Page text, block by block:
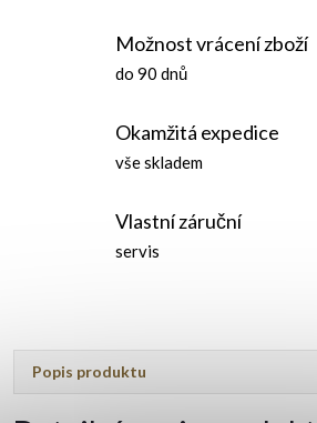
Možnost vrácení zboží
do 90 dnů
Okamžitá expedice
vše skladem
Vlastní záruční
servis
Popis produktu